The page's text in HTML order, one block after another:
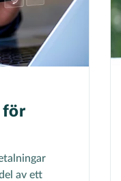
för
av ett